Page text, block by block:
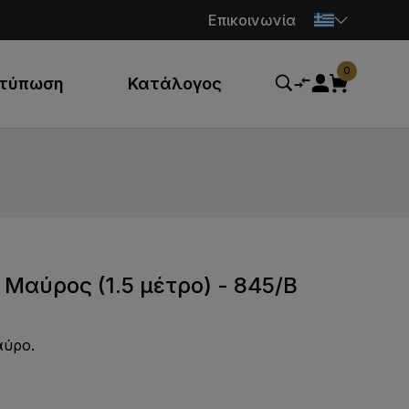
Επικοινωνία
Κατάλογος
0
(1.5 μέτρο) - 845/B